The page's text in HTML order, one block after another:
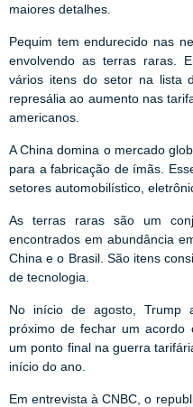
maiores detalhes.
Pequim tem endurecido nas
envolvendo as terras raras.
vários itens do setor na lista
represália ao aumento nas
americanos.
A China domina o mercado
para a fabricação de ímãs.
setores automobilístico,
As terras raras são um
encontrados em abundância
China e o Brasil. São itens
de tecnologia.
No início de agosto, Trump
próximo de fechar um acordo
um ponto final na guerra
início do ano.
Em entrevista à CNBC, o